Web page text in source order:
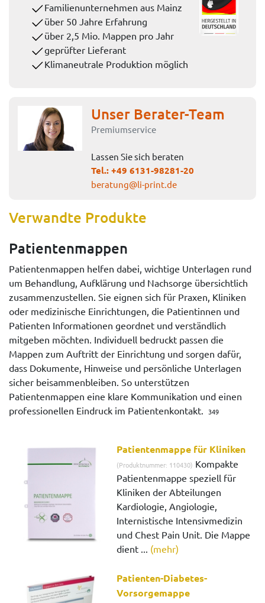
Familienunternehmen aus Mainz
über 50 Jahre Erfahrung
über 2,5 Mio. Mappen pro Jahr
geprüfter Lieferant
Klimaneutrale Produktion möglich
Unser Berater-Team
Premiumservice
Lassen Sie sich beraten
Tel.:+49 6131-98281-20
beratung@li-print.de
Verwandte Produkte
Patientenmappen
Patientenmappen helfen dabei, wichtige Unterlagen rund
um Behandlung, Aufklärung und Nachsorge übersichtlich
zusammenzustellen. Sie eignen sich für Praxen, Kliniken
oder medizinische Einrichtungen, die Patientinnen und
Patienten Informationen geordnet und verständlich
mitgeben möchten. Individuell bedruckt passen die
Mappen zum Auftritt der Einrichtung und sorgen dafür,
dass Dokumente, Hinweise und persönliche Unterlagen
sicher beisammenbleiben. So unterstützen
Patientenmappen eine klare Kommunikation und einen
professionellen Eindruck im Patientenkontakt.
349
Patientenmappe für Kliniken
(Produktnummer: 110430) Kompakte
Patientenmappe speziell für
Kliniken der Abteilungen
Kardiologie, Angiologie,
Internistische Intensivmedizin
und Chest Pain Unit. Die Mappe
dient ... (mehr)
Patienten-Diabetes-
Vorsorgemappe